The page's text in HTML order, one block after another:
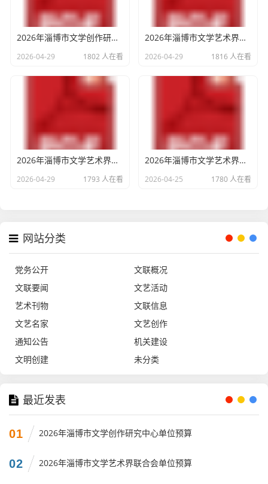
2026年淄博市文学创作研究中心单位预算
2026-04-29 1802 人在看
2026年淄博市文学艺术界联合会单位预算
2026-04-29 1816 人在看
2026年淄博市文学艺术界联合会部门预算
2026-04-29 1793 人在看
2026年淄博市文学艺术界联合会部门政府购买服务指导性目录
2026-04-25 1780 人在看
网站分类
党务公开
文联概况
文联要闻
文艺活动
艺术刊物
文联信息
文艺名家
文艺创作
通知公告
机关建设
文明创建
未分类
最近发表
01 2026年淄博市文学创作研究中心单位预算
02 2026年淄博市文学艺术界联合会单位预算